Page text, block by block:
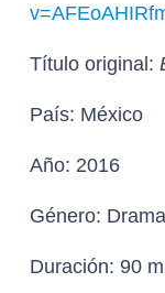
Título original:
País: México
Año: 2016
Género:
Duración: 90